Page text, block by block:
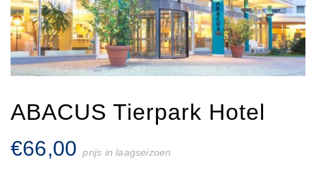
ABACUS Tierpark Hotel
€66,00 prijs in laagseizoen